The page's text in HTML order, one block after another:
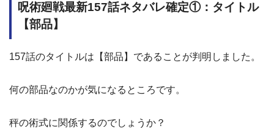
呪術廻戦最新157話ネタバレ確定①：タイトル
【部品】
157話のタイトルは【部品】であることが判明しました。
何の部品なのかが気になるところです。
秤の術式に関係するのでしょうか？